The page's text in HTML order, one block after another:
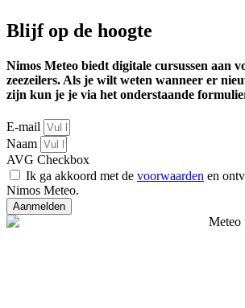
Blijf op de hoogte
Nimos Meteo biedt digitale cursussen aan
zeezeilers. Als je wilt weten wanneer er
zijn kun je je via het onderstaande
E-mail
Naam
AVG Checkbox
Ik ga akkoord met de voorwaarden en
Nimos Meteo.
Aanmelden